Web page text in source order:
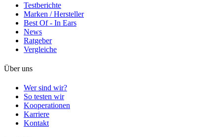
Testberichte
Marken / Hersteller
Best Of - In Ears
News
Ratgeber
Vergleiche
Über uns
Wer sind wir?
So testen wir
Kooperationen
Karriere
Kontakt